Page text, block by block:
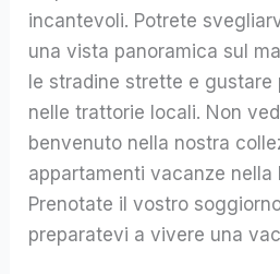
incantevoli. Potrete
una vista panoramica sul
le stradine strette e gustare
nelle trattorie locali. Non
benvenuto nella nostra
appartamenti vacanze nella
Prenotate il vostro
preparatevi a vivere una